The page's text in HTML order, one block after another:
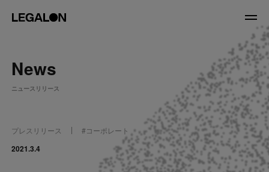
About
役員紹介
Service
News
ニュースリリース
プレスリリース #コーポレート
2021.3.4